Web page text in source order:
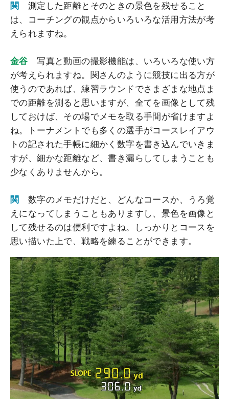
関
測定した距離とそのときの景色を残せること
は、コーチングの観点からいろいろな活用方法が考
えられますね。
金谷 写真と動画の撮影機能は、いろいろな使い方
が考えられますね。関さんのように競技に出る方が
使うのであれば、練習ラウンドでさまざまな地点ま
での距離を測ると思いますが、全てを画像として残
しておけば、その場でメモを取る手間が省けますよ
ね。トーナメントでも多くの選手がコースレイアウ
トの記された手帳に細かく数字を書き込んでいきま
すが、細かな距離など、書き漏らしてしまうことも
少なくありませんから。
関
数字のメモだけだと、どんなコースか、うろ覚
えになってしまうこともありますし、景色を画像と
して残せるのは便利ですよね。しっかりとコースを
思い描いた上で、戦略を練ることができます。